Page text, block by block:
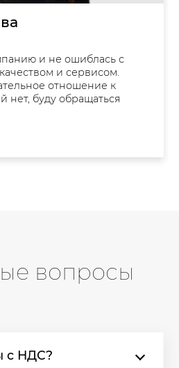
и не ошиблась с
и сервисом.
отношение к
нет, буду обращаться
вопросы
с НДС?